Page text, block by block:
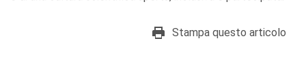
Stampa questo articolo